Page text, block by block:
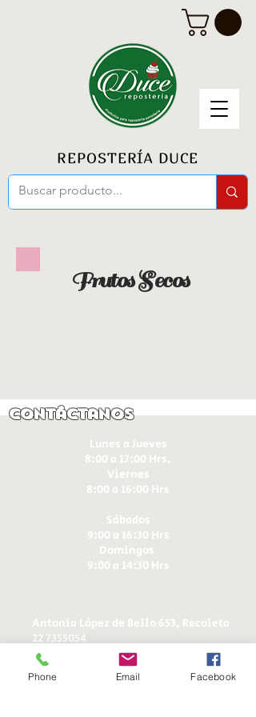
REPOSTERÍA DUCE
Frutos Secos
Contáctanos
Lunes a Jueves
8:00 a 17:00 Hrs.
Viernes
8:00 a 16:00 Hrs​
Sábados
9:00 a 16:30 Hrs
Domingos
9:00 a 14:30 Hrs
Antonia López de Bello 653, Recoleta
22 7355054
22 7375725
+56 9 75224598
ducereposteria@gmail.com
Phone Email Facebook